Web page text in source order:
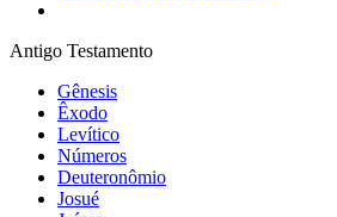
Antigo Testamento
Gênesis
Êxodo
Levítico
Números
Deuteronômio
Josué